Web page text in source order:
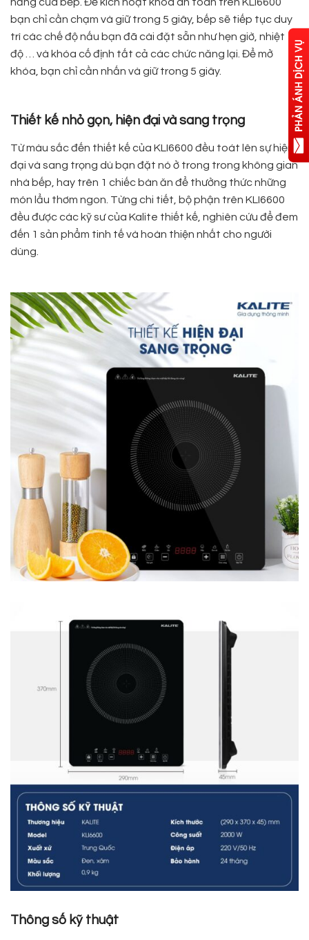
bạn chỉ cần chạm và giữ trong 5 giây, bếp sẽ tiếp tục duy
trì các chế độ nấu bạn đã cài đặt sẵn như hẹn giờ, nhiệt
độ … và khóa cố định tất cả các chức năng lại. Để mở
khóa, bạn chỉ cần nhấn và giữ trong 5 giây.
Thiết kế nhỏ gọn, hiện đại và sang trọng
Từ màu sắc đến thiết kế của KLI6600 đều toát lên sự hiện
đại và sang trọng dù bạn đặt nó ở trong trong không gian
nhà bếp, hay trên 1 chiếc bàn ăn để thưởng thức những
món lẩu thơm ngon. Từng chi tiết, bộ phận trên KLI6600
đều được các kỹ sư của Kalite thiết kế, nghiên cứu để đem
đến 1 sản phẩm tinh tế và hoàn thiện nhất cho người
dùng.
Thông số kỹ thuật